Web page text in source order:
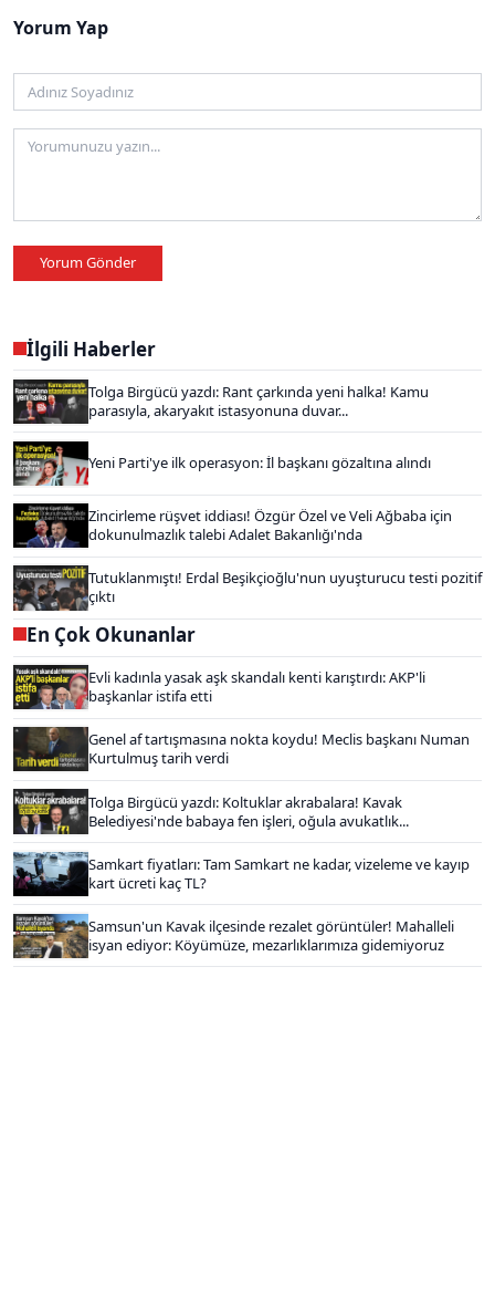
Yorum Yap
Yorum Gönder
İlgili Haberler
Tolga Birgücü yazdı: Rant çarkında yeni halka! Kamu
parasıyla, akaryakıt istasyonuna duvar...
Yeni Parti'ye ilk operasyon: İl başkanı gözaltına alındı
Zincirleme rüşvet iddiası! Özgür Özel ve Veli Ağbaba için
dokunulmazlık talebi Adalet Bakanlığı'nda
Tutuklanmıştı! Erdal Beşikçioğlu'nun uyuşturucu testi pozitif
çıktı
En Çok Okunanlar
Evli kadınla yasak aşk skandalı kenti karıştırdı: AKP'li
başkanlar istifa etti
Genel af tartışmasına nokta koydu! Meclis başkanı Numan
Kurtulmuş tarih verdi
Tolga Birgücü yazdı: Koltuklar akrabalara! Kavak
Belediyesi'nde babaya fen işleri, oğula avukatlık...
Samkart fiyatları: Tam Samkart ne kadar, vizeleme ve kayıp
kart ücreti kaç TL?
Samsun'un Kavak ilçesinde rezalet görüntüler! Mahalleli
isyan ediyor: Köyümüze, mezarlıklarımıza gidemiyoruz